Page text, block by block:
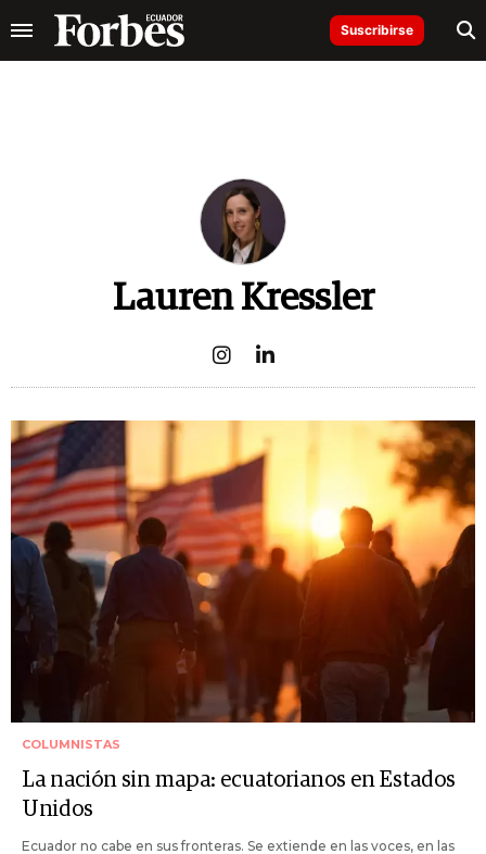
Suscribirse
Lauren Kressler
COLUMNISTAS
La nación sin mapa: ecuatorianos en Estados
Unidos
Ecuador no cabe en sus fronteras. Se extiende en las voces, en las